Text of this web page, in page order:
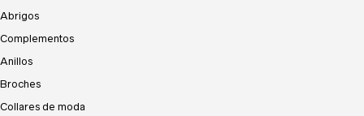
Abrigos
Complementos
Anillos
Broches
Collares de moda